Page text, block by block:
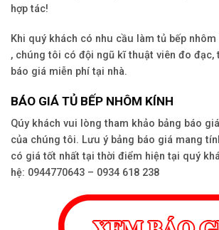
hợp tác!
Khi quý khách có nhu cầu làm tủ bếp nhôm
, chúng tôi có đội ngũ kĩ thuật viên đo đạc,
báo giá miễn phí tại nhà.
BÁO GIÁ TỦ BẾP NHÔM KÍNH
Qúy khách vui lòng tham khảo bảng báo
của chúng tôi. Lưu ý bảng báo giá mang
có giá tốt nhất tại thời điểm hiện tại quý
hệ: 0944770643 – 0934 618 238